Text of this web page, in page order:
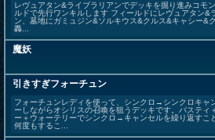
レヴュアタン&ライブラリアンでデッキを掘り進みコモ
ルドで先行ワンキルします フィールドにレヴュアタン&
ン、墓地にガミュジン&ソルキウス&クルス&キャシー&
轟...
魔妖
引きすぎフォーチュン
フォーチュンレディを使って、シンクロ→シンクロキャ
ーしながらオシリスの召喚を狙うデッキです。パスティ
ー＋ウォーテリーでシンクロ→キャンセルを繰り返すこ
何度もするこ...